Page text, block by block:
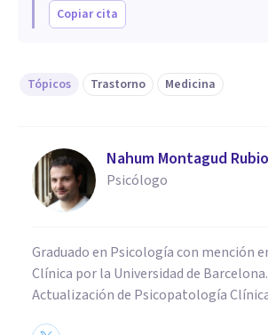
Copiar cita
Tópicos Trastorno Medicina
Nahum Montagud Rubio
Psicólogo
Graduado en Psicología con mención
Clínica por la Universidad de
Actualización de Psicopatología